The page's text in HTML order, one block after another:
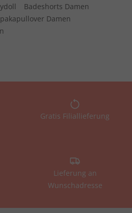
Badeshorts Damen
Damen
Gratis Filiallieferung
Lieferung an
Wunschadresse